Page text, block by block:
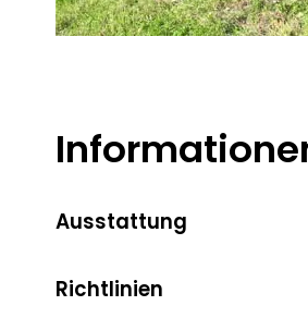
Ausstattung
Richtlinien